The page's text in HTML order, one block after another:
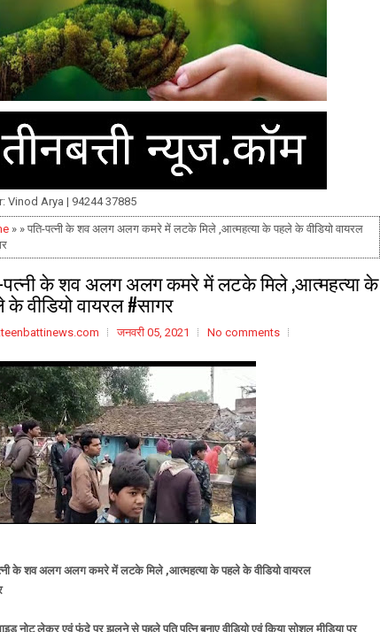
Vinod Arya | 94244 37885
» » पति-पत्नी के शव अलग अलग कमरे में लटके मिले ,आत्महत्या के पहले के वीडियो वायरल
पत्नी के शव अलग अलग कमरे में लटके मिले ,आत्महत्या के
वीडियो वायरल #सागर
जनवरी 05, 2021 No comments
के शव अलग अलग कमरे में लटके मिले ,आत्महत्या के पहले के वीडियो वायरल
नोट लेकर एवं फंदे पर झुलने से पहले पति पत्नि बनाए वीडियो एवं किया सोशल मीडिया पर